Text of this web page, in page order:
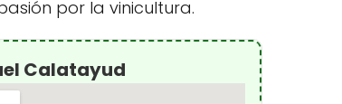
por la vinicultura.
Calatayud